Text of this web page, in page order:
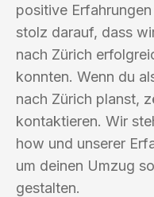
positive
stolz darauf, dass
nach Zürich
konnten. Wenn du
nach Zürich planst,
kontaktieren. Wir
how und unserer
um deinen Umzug
gestalten.